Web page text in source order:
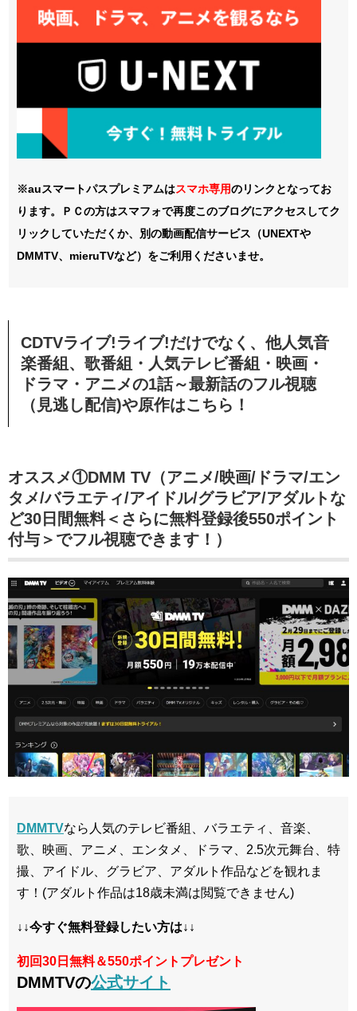
※auスマートパスプレミアムはスマホ専用のリンクとなってお
ります。ＰＣの方はスマフォで再度このブログにアクセスしてク
リックしていただくか、別の動画配信サービス（UNEXTや
DMMTV、mieruTVなど）をご利用くださいませ。
CDTVライブ!ライブ!だけでなく、他人気音
楽番組、歌番組・人気テレビ番組・映画・
ドラマ・アニメの1話～最新話のフル視聴
（見逃し配信)や原作はこちら！
オススメ①DMM TV（アニメ/映画/ドラマ/エン
タメ/バラエティ/アイドル/グラビア/アダルトな
ど30日間無料＜さらに無料登録後550ポイント
付与＞でフル視聴できます！）
DMMTVなら人気のテレビ番組、バラエティ、音楽、
歌、映画、アニメ、エンタメ、ドラマ、2.5次元舞台、特
撮、アイドル、グラビア、アダルト作品などを観れま
す！(アダルト作品は18歳未満は閲覧できません)
↓↓今すぐ無料登録したい方は↓↓
初回30日無料＆550ポイントプレゼント
DMMTVの公式サイト